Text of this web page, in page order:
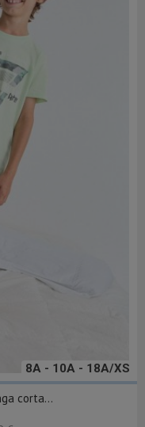
8A - 10A - 18A/XS
corta...